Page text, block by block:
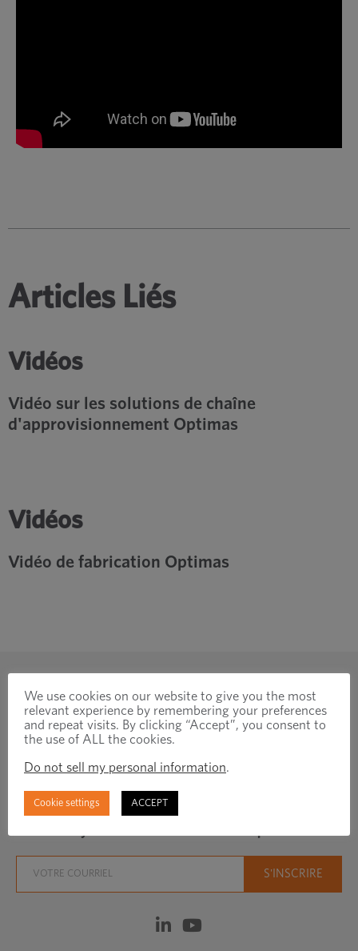
Articles Liés
Vidéos
Vidéo sur les solutions de chaîne
d'approvisionnement Optimas
Vidéos
Vidéo de fabrication Optimas
Regionally focused, globally connected fastener
manufacturer/distributor
We use cookies on our website to give you the most
relevant experience by remembering your preferences
and repeat visits. By clicking “Accept”, you consent to
the use of ALL the cookies.
Do not sell my personal information.
Cookie settings ACCEPT